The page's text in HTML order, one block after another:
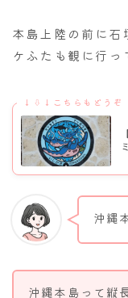
本島上陸の前に
ケふたも観に行
↓⇩↓こちらもどうぞ
沖縄
沖縄本島って縦